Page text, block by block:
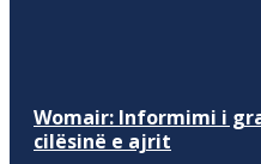
Womair: Informimi i
cilësinë e ajrit